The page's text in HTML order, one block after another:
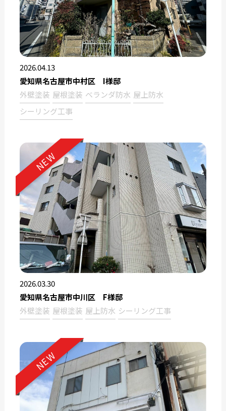
2026.04.13
愛知県名古屋市中村区 I様邸
外壁塗装 屋根塗装 ベランダ防水 屋上防水
シーリング工事
2026.03.30
愛知県名古屋市中川区 F様邸
外壁塗装 屋根塗装 屋上防水 シーリング工事
NEW
NEW